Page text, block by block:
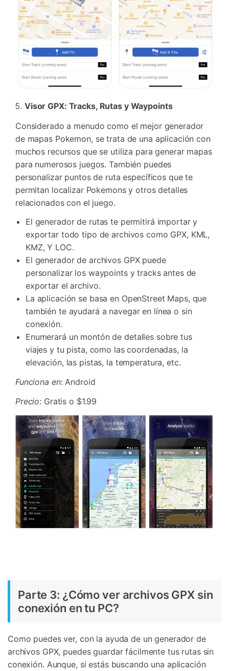
Visor GPX: Tracks, Rutas y Waypoints
Considerado a menudo como el mejor generador
de mapas Pokemon, se trata de una aplicación con
muchos recursos que se utiliza para generar mapas
para numerosos juegos. También puedes
personalizar puntos de ruta específicos que te
permitan localizar Pokemons y otros detalles
relacionados con el juego.
El generador de rutas te permitirá importar y
exportar todo tipo de archivos como GPX, KML,
KMZ, Y LOC.
El generador de archivos GPX puede
personalizar los waypoints y tracks antes de
exportar el archivo.
La aplicación se basa en OpenStreet Maps, que
también te ayudará a navegar en línea o sin
conexión.
Enumerará un montón de detalles sobre tus
viajes y tu pista, como las coordenadas, la
elevación, las pistas, la temperatura, etc.
Funciona en: Android
Precio: Gratis o $1.99
Parte 3: ¿Cómo ver archivos GPX sin
conexión en tu PC?
Como puedes ver, con la ayuda de un generador de
archivos GPX, puedes guardar fácilmente tus rutas sin
conexión. Aunque, si estás buscando una aplicación
Tecnología IA: sin conocimientos técnicos
Abrir App Prueba Online